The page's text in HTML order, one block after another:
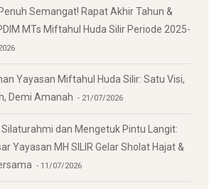
Semangat! Rapat Akhir Tahun &
MTs Miftahul Huda Silir Periode 2025-
Yayasan Miftahul Huda Silir: Satu Visi,
Demi Amanah
21/07/2026
dan Mengetuk Pintu Langit:
Yayasan MH SILIR Gelar Sholat Hajat &
11/07/2026